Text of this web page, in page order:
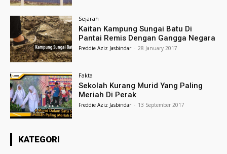
Sejarah
Kaitan Kampung Sungai Batu Di
Pantai Remis Dengan Gangga Negara
Freddie Aziz Jasbindar - 28 January 2017
Fakta
Sekolah Kurang Murid Yang Paling
Meriah Di Perak
Freddie Aziz Jasbindar - 13 September 2017
KATEGORI